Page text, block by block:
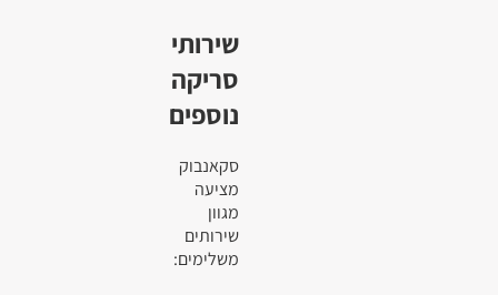
שירותי
סריקה
נוספים
סקאנבוק
מציעה
מגוון
שירותים
משלימים: